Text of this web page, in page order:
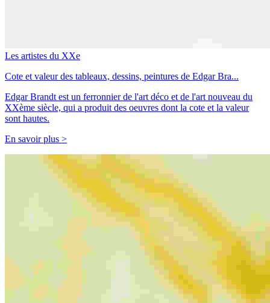
Les artistes du XXe
Cote et valeur des tableaux, dessins, peintures de Edgar Bra...
Edgar Brandt est un ferronnier de l'art déco et de l'art nouveau du
XXème siècle, qui a produit des oeuvres dont la cote et la valeur
sont hautes.
En savoir plus >